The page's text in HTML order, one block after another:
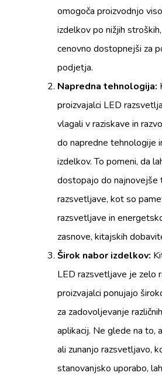
omogoča proizvodnjo
izdelkov po nižjih
cenovno dostopnejši za
podjetja.
Napredna tehnologija:
proizvajalci LED
vlagali v raziskave in
do napredne tehnologije
izdelkov. To pomeni, da
dostopajo do najnovejše
razsvetljave, kot so
razsvetljave in
zasnove, kitajskih
Širok nabor izdelkov:
LED razsvetljave je zelo
proizvajalci ponujajo
za zadovoljevanje
aplikacij. Ne glede na to,
ali zunanjo razsvetljavo,
stanovanjsko uporabo,